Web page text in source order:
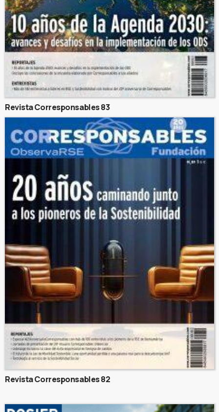
Revista Corresponsables 83
Revista Corresponsables 82